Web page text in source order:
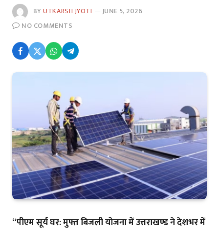
BYUTKARSH JYOTI
JUNE 5, 2026
NO COMMENTS
“पीएम सूर्य घर: मुफ्त बिजली योजना में उत्तराखण्ड ने देशभर में